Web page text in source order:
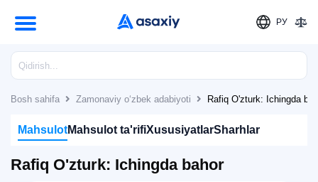
РУ
Bosh sahifa Zamonaviy o‘zbek adabiyoti Rafiq O'zturk: Ichingda
MahsulotMahsulot ta'rifiXususiyatlarSharhlar
Rafiq O'zturk: Ichingda bahor